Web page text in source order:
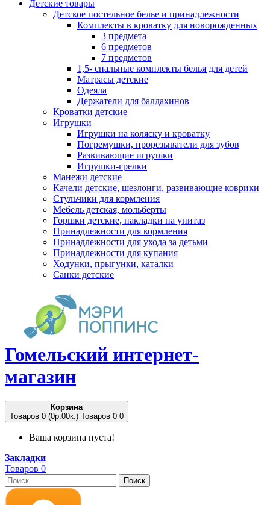
Детские товары
Детское постельное белье и принадлежности
Комплекты в кроватку для новорожденных
3 предмета
6 предметов
7 предметов
1,5- спальные комплекты белья для детей
Матрасы детские
Одеяла
Держатели для балдахинов
Кроватки детские
Игрушки
Игрушки на коляску и кроватку
Погремушки, прорезыватели для зубов
Развивающие игрушки
Игрушки-грелки
Манежи детские
Качели детские, шезлонги, развивающие коврики
Стульчики для кормления
Мебель детская, мольберты
Горшки детские, накладки на унитаз
Принадлежности для кормления
Принадлежности для ухода за детьми
Принадлежности для купания
Ходунки, прыгунки, каталки
Санки детские
Гомельский интернет-
магазин
Корзина
Товаров 0 (0p.00к.) Товаров 0 0
Ваша корзина пуста!
Закладки
Товаров 0
Поиск